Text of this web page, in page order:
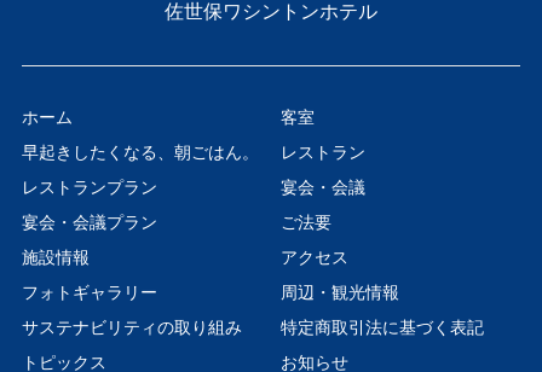
佐世保ワシントンホテル
ホーム
客室
早起きしたくなる、朝ごはん。
レストラン
レストランプラン
宴会・会議
宴会・会議プラン
ご法要
施設情報
アクセス
フォトギャラリー
周辺・観光情報
サステナビリティの取り組み
特定商取引法に基づく表記
トピックス
お知らせ